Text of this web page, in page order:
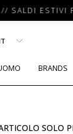
SALDI
BRANDS
SOLO